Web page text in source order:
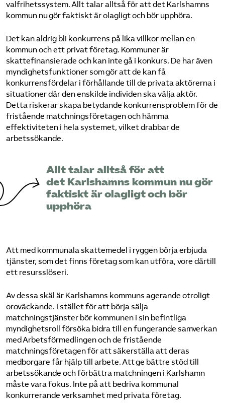
valfrihetssystem. Allt talar alltså för att det Karlshamns
kommun nu gör faktiskt är olagligt och bör upphöra.
Det kan aldrig bli konkurrens på lika villkor mellan en
kommun och ett privat företag. Kommuner är
skattefinansierade och kan inte gå i konkurs. De har även
myndighetsfunktioner som gör att de kan få
konkurrensfördelar i förhållande till de privata aktörerna i
situationer där den enskilde individen ska välja aktör.
Detta riskerar skapa betydande konkurrensproblem för de
fristående matchningsföretagen och hämma
effektiviteten i hela systemet, vilket drabbar de
arbetssökande.
Allt talar alltså för att
det Karlshamns kommun nu gör
faktiskt är olagligt och bör
upphöra
Att med kommunala skattemedel i ryggen börja erbjuda
tjänster, som det finns företag som kan utföra, vore därtill
ett resursslöseri.
Av dessa skäl är Karlshamns kommuns agerande otroligt
oroväckande. I stället för att börja sälja
matchningstjänster bör kommunen i sin befintliga
myndighetsroll försöka bidra till en fungerande samverkan
med Arbetsförmedlingen och de fristående
matchningsföretagen för att säkerställa att deras
medborgare får hjälp till arbete. Att ge bättre stöd till
arbetssökande och förbättra matchningen i Karlshamn
måste vara fokus. Inte på att bedriva kommunal
konkurrerande verksamhet med privata företag.